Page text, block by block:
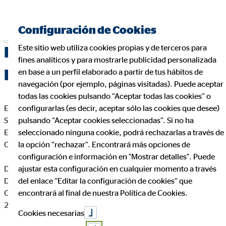
Delegación de OVB Allfinanz
España S.A. en Madrid
En cumplimiento de la Ley 34/2002 de Servicios de la
Sociedad de la Información y de Comercio Electrónico de
España, le informamos que esta página web es propiedad de
OVB Allfinanz España S.A., siendo sus datos identificativos
Daniel Pérez Esteban
Director de Agencia para OVB
C. Ríos Rosas, 3
28003 Madrid
Configuración de Cookies
Este sitio web utiliza cookies propias y de terceros para
fines analíticos y para mostrarle publicidad personalizada
en base a un perfil elaborado a partir de tus hábitos de
navegación (por ejemplo, páginas visitadas). Puede aceptar
todas las cookies pulsando “Aceptar todas las cookies” o
configurarlas (es decir, aceptar sólo las cookies que desee)
pulsando “Aceptar cookies seleccionadas”. Si no ha
seleccionado ninguna cookie, podrá rechazarlas a través de
la opción “rechazar”. Encontrará más opciones de
configuración e información en "Mostrar detalles". Puede
ajustar esta configuración en cualquier momento a través
del enlace “Editar la configuración de cookies” que
encontrará al final de nuestra Política de Cookies.
Cookies necesarias